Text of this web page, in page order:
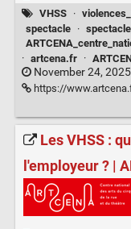
VHSS ·
spectacle
·
· artcena.fr ·
November 24,
https://www.artcena.fr/artcena-replay/
Les VHSS :
l'employeur ? |